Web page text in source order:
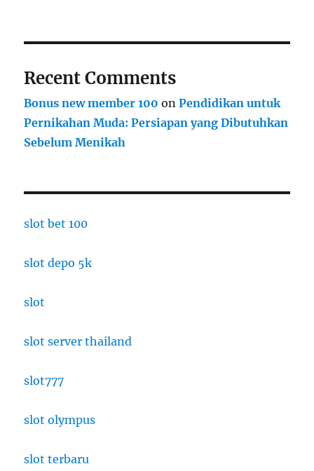
Recent Comments
Bonus new member 100 onPendidikan untuk
Pernikahan Muda: Persiapan yang Dibutuhkan
Sebelum Menikah
slot bet 100
slot depo 5k
slot
slot server thailand
slot777
slot olympus
slot terbaru